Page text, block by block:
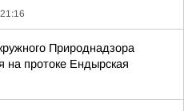
Природнадзора
на протоке Ендырская